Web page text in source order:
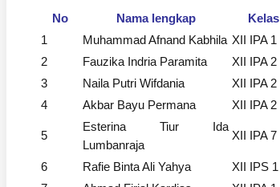
No Nama lengkap Kelas
1
Muhammad Afnand Kabhila XII IPA 1
2
Fauzika Indria Paramita XII IPA 2
3
Naila Putri Wifdania XII IPA 2
4
Akbar Bayu Permana XII IPA 2
5
Esterina Tiur Ida
Lumbanraja
XII IPA 7
6 Rafie Binta Ali Yahya XII IPS 1